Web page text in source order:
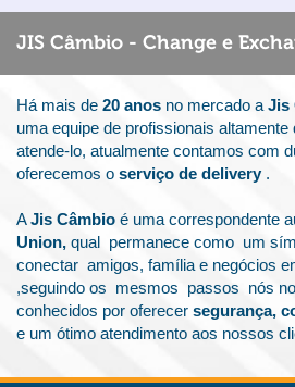
JIS Câmbio - Change e
Há mais de 20 anos no mercado a Jis
uma equipe de profissionais altamente
atende-lo, atualmente contamos com
oferecemos o serviço de delivery.
AJis Câmbio é uma correspondente
Union, qual permanece como um
conectar amigos, família e negócios
,seguindo os mesmos passos nós
conhecidos por oferecer segurança,
e um ótimo atendimento aos nossos